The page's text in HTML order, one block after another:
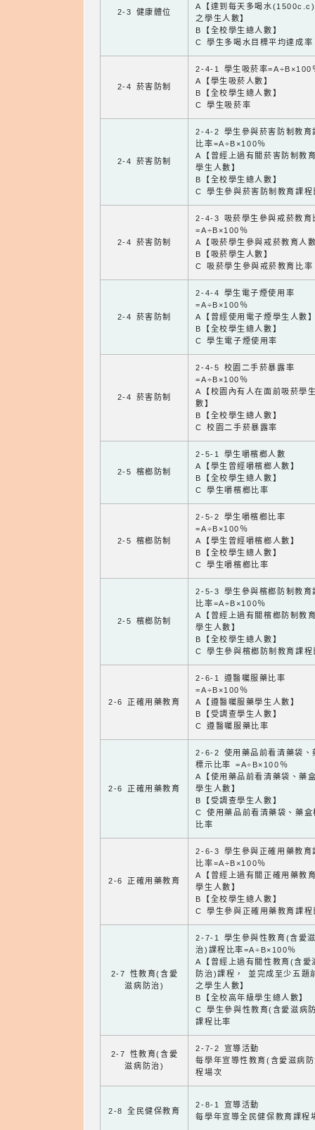
2-3 健康體位
A【達到每天多喝水
之學生人數】
B【全校學生總人數】
C 學生多喝水目標平均達成率
2-4 菸害防制
2-4-1 學生吸菸率=A÷B×100
A【學生吸菸人數】
B【全校學生總人數】
C 學生吸菸率
2-4 菸害防制
2-4-2 學生參與菸害防制教育
比率=A÷B×100％
A【曾經上過有關菸害防制教
學生人數】
B【全校學生總人數】
C 學生參與菸害防制教育課程
2-4 菸害防制
2-4-3 吸菸學生參與戒菸教育
=A÷B×100％
A【吸菸學生參與戒菸教育人
B【吸菸學生人數】
C 吸菸學生參與戒菸教育比率
2-4 菸害防制
2-4-4 學生電子煙使用率
=A÷B×100％
A【曾經使用電子煙學生人數
B【全校學生總人數】
C 學生電子煙使用率
2-4 菸害防制
2-4-5 校園二手菸暴露率
=A÷B×100％
A【校園內有人在面前吸菸學
數】
B【全校學生總人數】
C 校園二手菸暴露率
2-5 檳榔防制
2-5-1 學生嚼檳榔人數
A【學生曾經嚼檳榔人數】
B【全校學生總人數】
C 學生嚼檳榔比率
2-5 檳榔防制
2-5-2 學生嚼檳榔比率
=A÷B×100％
A【學生曾經嚼檳榔人數】
B【全校學生總人數】
C 學生嚼檳榔比率
2-5 檳榔防制
2-5-3 學生參與檳榔防制教育
比率=A÷B×100％
A【曾經上過有關檳榔防制教
學生人數】
B【全校學生總人數】
C 學生參與檳榔防制教育課程
2-6 正確用藥教育
2-6-1 遵醫囑服藥比率
=A÷B×100％
A【遵醫囑服藥學生人數】
B【受調查學生人數】
C 遵醫囑服藥比率
2-6 正確用藥教育
2-6-2 使用藥品前看清藥袋、
標示比率 =A÷B×100％
A【使用藥品前看清藥袋、藥
學生人數】
B【受調查學生人數】
C 使用藥品前看清藥袋、藥盒
比率
2-6 正確用藥教育
2-6-3 學生參與正確用藥教育
比率=A÷B×100％
A【曾經上過有關正確用藥教
學生人數】
B【全校學生總人數】
C 學生參與正確用藥教育課程
2-7 性教育(含愛
滋病防治)
2-7-1 學生參與性教育(含愛
治)課程比率=A÷B×100％
A【曾經上過有關性教育(含愛
防治)課程， 並完成至少五題
之學生人數】
B【全校高年級學生總人數】
C 學生參與性教育(含愛滋病
課程比率
2-7 性教育(含愛
滋病防治)
2-7-2 宣導活動
每學年宣導性教育(含愛滋病
程場次
2-8 全民健保教育
2-8-1 宣導活動
每學年宣導全民健保教育課程